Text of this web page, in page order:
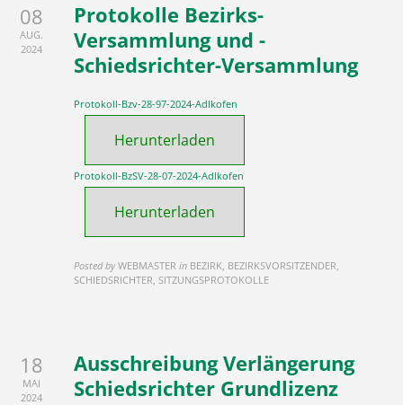
08
AUG.
2024
Protokolle Bezirks-
Versammlung und -
Schiedsrichter-Versammlung
Protokoll-Bzv-28-97-2024-Adlkofen
Herunterladen
Protokoll-BzSV-28-07-2024-Adlkofen
Herunterladen
Posted by WEBMASTER in BEZIRK, BEZIRKSVORSITZENDER,
SCHIEDSRICHTER, SITZUNGSPROTOKOLLE
18
MAI
2024
Ausschreibung Verlängerung
Schiedsrichter Grundlizenz